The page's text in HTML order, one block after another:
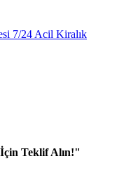
7/24 Acil Kiralık
Teklif Alın!"